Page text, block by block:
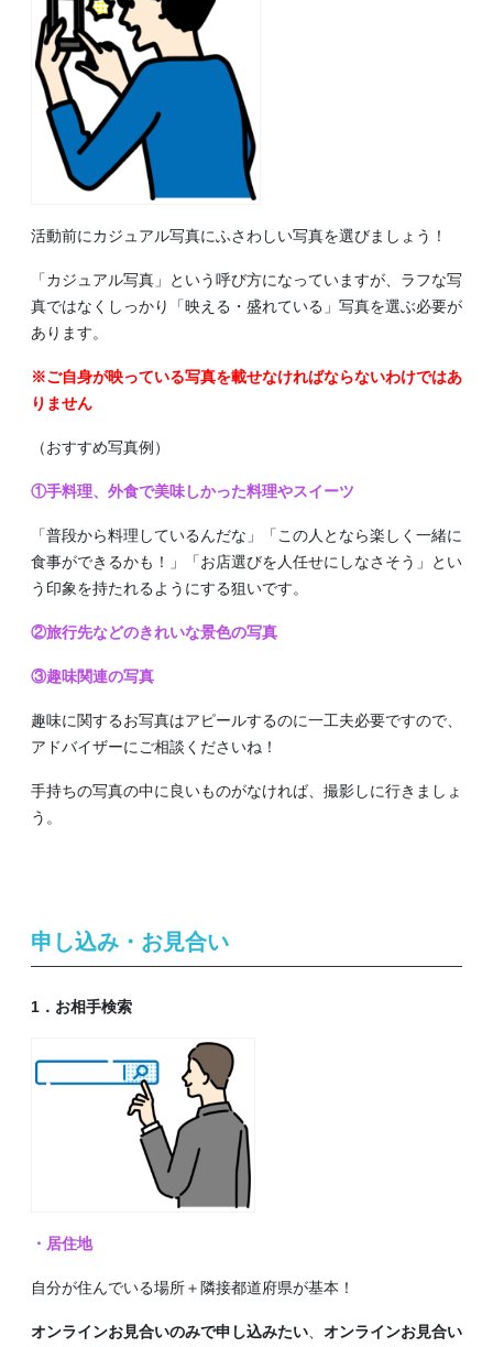
活動前にカジュアル写真にふさわしい写真を選びましょう！
「カジュアル写真」という呼び方になっていますが、ラフな写
真ではなくしっかり「映える・盛れている」写真を選ぶ必要が
あります。
※ご自身が映っている写真を載せなければならないわけではあ
りません
（おすすめ写真例）
①手料理、外食で美味しかった料理やスイーツ
「普段から料理しているんだな」「この人となら楽しく一緒に
食事ができるかも！」「お店選びを人任せにしなさそう」とい
う印象を持たれるようにする狙いです。
②旅行先などのきれいな景色の写真
③趣味関連の写真
趣味に関するお写真はアピールするのに一工夫必要ですので、
アドバイザーにご相談くださいね！
手持ちの写真の中に良いものがなければ、撮影しに行きましょ
う。
申し込み・お見合い
1．お相手検索
・居住地
自分が住んでいる場所＋隣接都道府県が基本！
オンラインお見合いのみで申し込みたい
オンラインお見合い